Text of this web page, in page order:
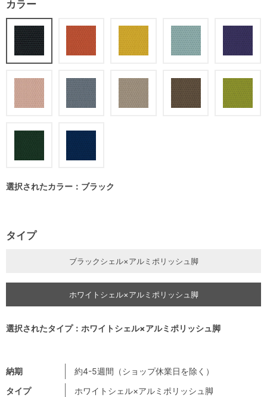
納期
約4-5週間（ショップ休業日を除く）
タイプ
ホワイトシェル×アルミポリッシュ脚
カラー
選択されたカラー：ブラック
タイプ
ブラックシェル×アルミポリッシュ脚
ホワイトシェル×アルミポリッシュ脚
選択されたタイプ：ホワイトシェル×アルミポリッシュ脚